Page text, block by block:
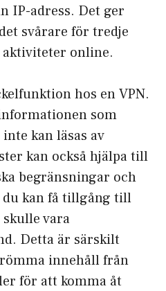
IP-adress. Det ger
svårare för tredje
online.
hos en VPN.
som
kan läsas av
kan också hjälpa till
begränsningar och
kan få tillgång till
vara
Detta är särskilt
innehåll från
för att komma åt